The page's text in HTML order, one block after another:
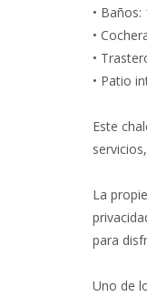
• Baños:
•
•
• Patio
Este
La
para
Uno de